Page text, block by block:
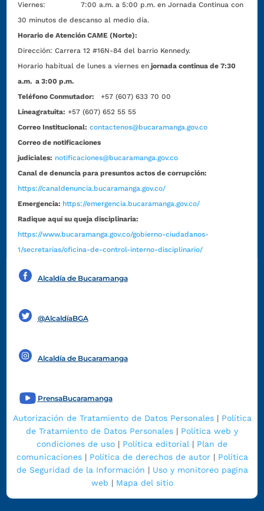
Viernes: 7:00 a.m. a 5:00 p.m. en Jornada Continua con
30 minutos de descanso al medio día.
Horario de Atención CAME (Norte):
Dirección:Carrera 12 #16N-84 del barrio Kennedy.
Horario habitual de lunes a viernes en jornada continua de 7:30
a.m. a 3:00 p.m.
Teléfono Conmutador:
+57 (607) 633 70 00
Líneagratuita: +57 (607) 652 55 55
Correo Institucional: contactenos@bucaramanga.gov.co
Correo de notificaciones
judiciales: notificaciones@bucaramanga.gov.co
Canal de denuncia para presuntos actos de corrupción:
https://canaldenuncia.bucaramanga.gov.co/
Emergencia: https://emergencia.bucaramanga.gov.co/
Radique aquí su queja disciplinaria:
https://www.bucaramanga.gov.co/gobierno-ciudadanos-
1/secretarias/oficina-de-control-interno-disciplinario/
Alcaldía de Bucaramanga
@AlcaldíaBGA
Alcaldía de Bucaramanga
PrensaBucaramanga
Autorización de Tratamiento de Datos Personales| Política
de Tratamiento de Datos Personales | Política web y
condiciones de uso | Política editorial | Plan de
comunicaciones| Política de derechos de autor| Política
de Seguridad de la Información | Uso y monitoreo pagina
web | Mapa del sitio